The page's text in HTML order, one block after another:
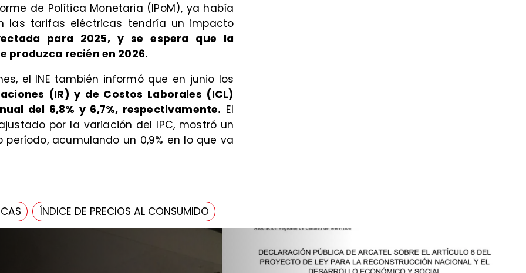
de Política Monetaria (IPoM), ya había
las tarifas eléctricas tendría un impacto
para 2025, y se espera que la
produzca recién en 2026.
el INE también informó que en junio los
(IR) y de Costos Laborales (ICL)
del 6,8% y 6,7%, respectivamente. El
por la variación del IPC, mostró un
acumulando un 0,9% en lo que va
ÍNDICE DE PRECIOS AL CONSUMIDO